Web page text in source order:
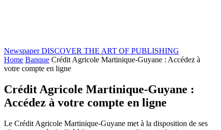
Newspaper DISCOVER THE ART OF PUBLISHING
Home Banque Crédit Agricole Martinique-Guyane : Accédez à
votre compte en ligne
Crédit Agricole Martinique-Guyane :
Accédez à votre compte en ligne
Le Crédit Agricole Martinique-Guyane met à la disposition de ses